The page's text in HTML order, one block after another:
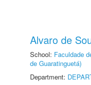
Alvaro de
School: Faculdade
de Guaratinguetá)
Department: